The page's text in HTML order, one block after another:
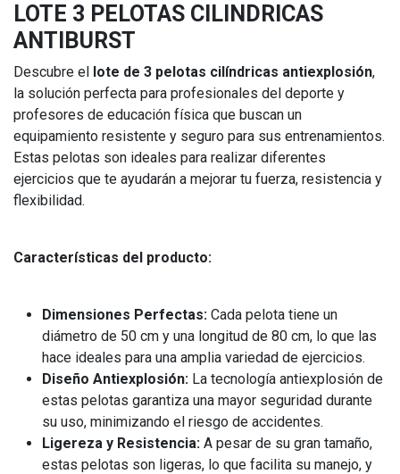
LOTE 3 PELOTAS CILINDRICAS
ANTIBURST
Descubre el lote de 3 pelotas cilíndricas antiexplosión,
la solución perfecta para profesionales del deporte y
profesores de educación física que buscan un
equipamiento resistente y seguro para sus entrenamientos.
Estas pelotas son ideales para realizar diferentes
ejercicios que te ayudarán a mejorar tu fuerza, resistencia y
flexibilidad.
Características del producto:
Dimensiones Perfectas: Cada pelota tiene un
diámetro de 50 cm y una longitud de 80 cm, lo que las
hace ideales para una amplia variedad de ejercicios.
Diseño Antiexplosión: La tecnología antiexplosión de
estas pelotas garantiza una mayor seguridad durante
su uso, minimizando el riesgo de accidentes.
Ligereza y Resistencia: A pesar de su gran tamaño,
estas pelotas son ligeras, lo que facilita su manejo, y